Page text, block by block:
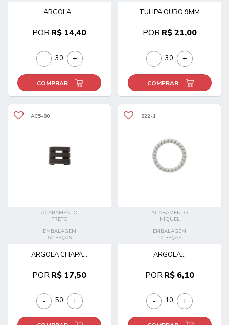
ARGOLA...
PORR$ 14,40
- +
COMPRAR
TULIPA OURO 9MM
PORR$ 21,00
- +
COMPRAR
AC5-80
ACABAMENTO
PRETO
EMBALAGEM
50 PEÇAS
ARGOLA CHAPA...
PORR$ 17,50
- +
822-1
ACABAMENTO
NÍQUEL
EMBALAGEM
10 PEÇAS
ARGOLA...
PORR$ 6,10
- +